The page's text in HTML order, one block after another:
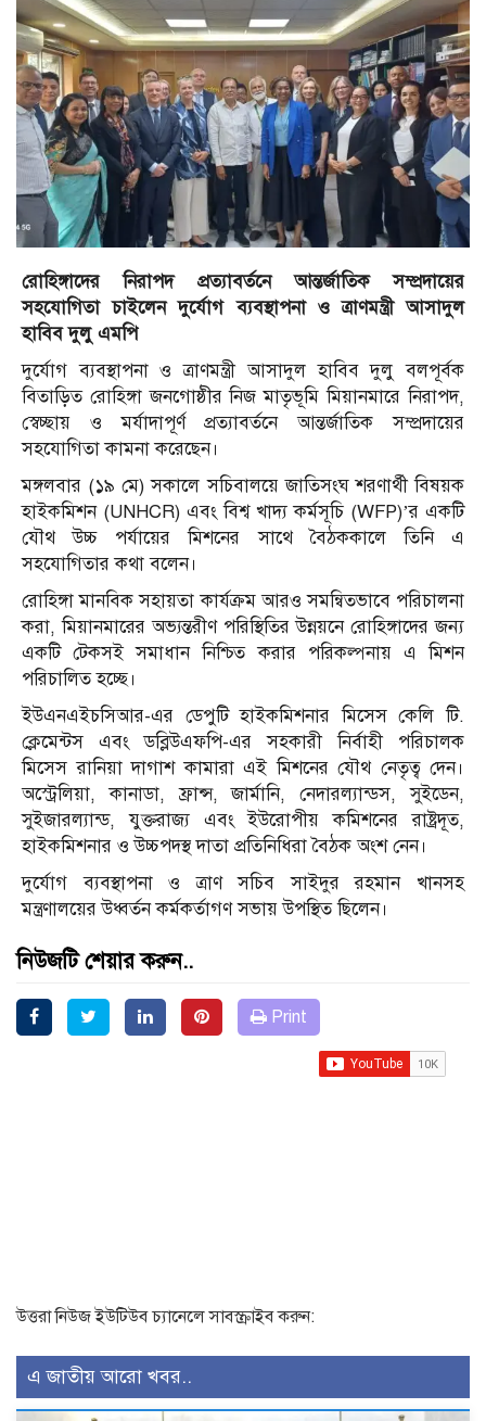
রোহিঙ্গাদের নিরাপদ প্রত্যাবর্তনে আন্তর্জাতিক সম্প্রদায়ের
সহযোগিতা চাইলেন দুর্যোগ ব্যবস্থাপনা ও ত্রাণমন্ত্রী আসাদুল
হাবিব দুলু এমপি
দুর্যোগ ব্যবস্থাপনা ও ত্রাণমন্ত্রী আসাদুল হাবিব দুলু বলপূর্বক
বিতাড়িত রোহিঙ্গা জনগোষ্ঠীর নিজ মাতৃভূমি মিয়ানমারে নিরাপদ,
স্বেচ্ছায় ও মর্যাদাপূর্ণ প্রত্যাবর্তনে আন্তর্জাতিক সম্প্রদায়ের
সহযোগিতা কামনা করেছেন।
মঙ্গলবার (১৯ মে) সকালে সচিবালয়ে জাতিসংঘ শরণার্থী বিষয়ক
হাইকমিশন (UNHCR) এবং বিশ্ব খাদ্য কর্মসূচি (WFP)’র একটি
যৌথ উচ্চ পর্যায়ের মিশনের সাথে বৈঠককালে তিনি এ
সহযোগিতার কথা বলেন।
রোহিঙ্গা মানবিক সহায়তা কার্যক্রম আরও সমন্বিতভাবে পরিচালনা
করা, মিয়ানমারের অভ্যন্তরীণ পরিস্থিতির উন্নয়নে রোহিঙ্গাদের জন্য
একটি টেকসই সমাধান নিশ্চিত করার পরিকল্পনায় এ মিশন
পরিচালিত হচ্ছে।
ইউএনএইচসিআর-এর ডেপুটি হাইকমিশনার মিসেস কেলি টি.
ক্লেমেন্টস এবং ডব্লিউএফপি-এর সহকারী নির্বাহী পরিচালক
মিসেস রানিয়া দাগাশ কামারা এই মিশনের যৌথ নেতৃত্ব দেন।
অস্ট্রেলিয়া, কানাডা, ফ্রান্স, জার্মানি, নেদারল্যান্ডস, সুইডেন,
সুইজারল্যান্ড, যুক্তরাজ্য এবং ইউরোপীয় কমিশনের রাষ্ট্রদূত,
হাইকমিশনার ও উচ্চপদস্থ দাতা প্রতিনিধিরা বৈঠক অংশ নেন।
দুর্যোগ ব্যবস্থাপনা ও ত্রাণ সচিব সাইদুর রহমান খানসহ
মন্ত্রণালয়ের উধ্বর্তন কর্মকর্তাগণ সভায় উপস্থিত ছিলেন।
নিউজটি শেয়ার করুন..
Print
উত্তরা নিউজ ইউটিউব চ্যানেলে সাবস্ক্রাইব করুন:
এ জাতীয় আরো খবর..